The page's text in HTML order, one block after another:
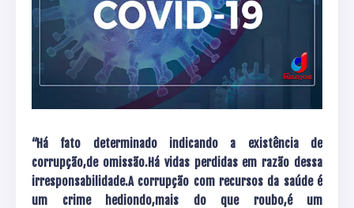
“Há fato determinado indicando a existência de
corrupção,de omissão.Há vidas perdidas em razão dessa
irresponsabilidade.A corrupção com recursos da saúde é
um crime hediondo,mais do que roubo,é um